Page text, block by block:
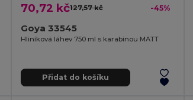
70,72 kč127,57 kč -45%
Goya 33545
Hliníková láhev 750 ml s karabinou MATT
Přidat do košíku